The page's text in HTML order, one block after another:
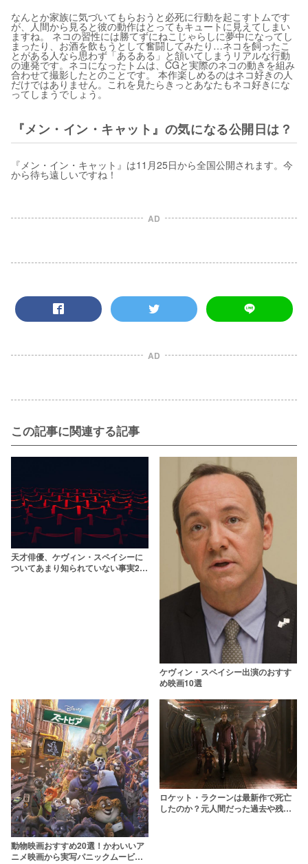
なんとか家族に気づいてもらおうと必死に行動を起こすトムです
が、人間から見ると彼の動作はとってもキュートに見えてしまい
ますね。 ネコの習性には勝てずにねこじゃらしに夢中になってし
まったり、お酒を飲もうとして奮闘してみたり…ネコを飼ったこ
とがある人なら思わず「あるある」と頷いてしまうリアルな行動
の連発です。ネコになったトムは、CGと実際のネコの動きを組み
合わせて撮影したとのことです。 本作楽しめるのはネコ好きの人
だけではありません。これを見たらきっとあなたもネコ好きにな
ってしまうでしょう。
『メン・イン・キャット』の気になる公開日は？
『メン・イン・キャット』は11月25日から全国公開されます。今
から待ち遠しいですね！
AD
AD
この記事に関連する記事
天才俳優、ケヴィン・スペイシーに
ついてあまり知られていない事実21
ケヴィン・スペイシー出演のおすす
め映画10選
動物映画おすすめ20選！かわいいア
ニメ映画から実写パニックムービー
ロケット・ラクーンは最新作で死亡
したのか？元人間だった過去や残り